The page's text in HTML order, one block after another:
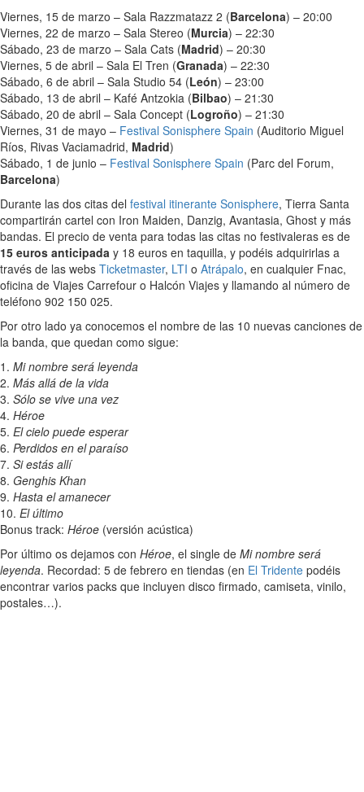
Viernes, 15 de marzo – Sala Razzmatazz 2 (Barcelona) – 20:00
Viernes, 22 de marzo – Sala Stereo (Murcia) – 22:30
Sábado, 23 de marzo – Sala Cats (Madrid) – 20:30
Viernes, 5 de abril – Sala El Tren (Granada) – 22:30
Sábado, 6 de abril – Sala Studio 54 (León) – 23:00
Sábado, 13 de abril – Kafé Antzokia (Bilbao) – 21:30
Sábado, 20 de abril – Sala Concept (Logroño) – 21:30
Viernes, 31 de mayo – Festival Sonisphere Spain (Auditorio Miguel
Ríos, Rivas Vaciamadrid, Madrid)
Sábado, 1 de junio – Festival Sonisphere Spain (Parc del Forum,
Barcelona)
Durante las dos citas del festival itinerante Sonisphere, Tierra Santa
compartirán cartel con Iron Maiden, Danzig, Avantasia, Ghost y más
bandas. El precio de venta para todas las citas no festivaleras es de
15 euros anticipada y 18 euros en taquilla, y podéis adquirirlas a
través de las webs Ticketmaster, LTI o Atrápalo, en cualquier Fnac,
oficina de Viajes Carrefour o Halcón Viajes y llamando al número de
teléfono 902 150 025.
Por otro lado ya conocemos el nombre de las 10 nuevas canciones de
la banda, que quedan como sigue:
1. Mi nombre será leyenda
2. Más allá de la vida
3. Sólo se vive una vez
4. Héroe
5. El cielo puede esperar
6. Perdidos en el paraíso
7. Si estás allí
8. Genghis Khan
9. Hasta el amanecer
10. El último
Bonus track: Héroe (versión acústica)
Por último os dejamos con Héroe, el single de Mi nombre será
leyenda. Recordad: 5 de febrero en tiendas (en El Tridente podéis
encontrar varios packs que incluyen disco firmado, camiseta, vinilo,
postales…).